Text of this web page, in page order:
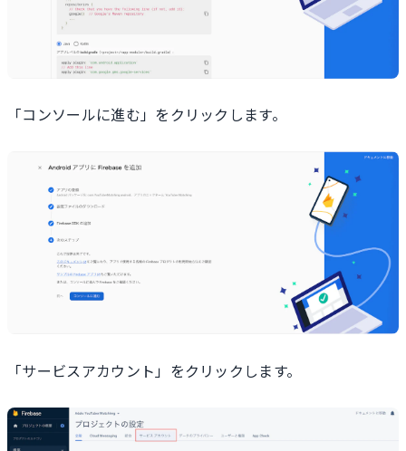
「コンソールに進む」をクリックします。
「サービスアカウント」をクリックします。